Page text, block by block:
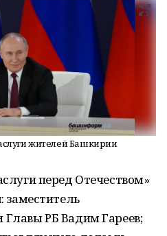
жителей Башкирии
перед Отечеством»
заместитель
РБ Вадим Гареев;